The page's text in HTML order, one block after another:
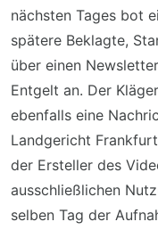
nächsten Tages bot
spätere Beklagte,
über einen
Entgelt an. Der
ebenfalls eine
Landgericht
der Ersteller des
ausschließlichen
selben Tag der